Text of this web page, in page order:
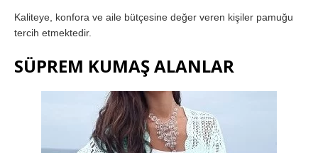
Kaliteye, konfora ve aile bütçesine değer veren kişiler pamuğu
tercih etmektedir.
SÜPREM KUMAŞ ALANLAR